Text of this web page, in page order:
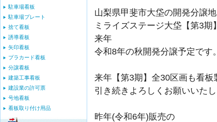
山梨県甲斐市大垈の開発分譲地
ミライズステージ大垈【第3期
来年
令和8年の秋開発分譲予定です
来年【第3期】全30区画も看
引き続きよろしくお願いいた
昨年(令和6年)販売の
駐車場看板
駐車場プレート
捨て看板
誘導看板
矢印看板
プラカード看板
分譲看板
建築工事看板
建設業の許可票
号地看板
看板取り付け用品